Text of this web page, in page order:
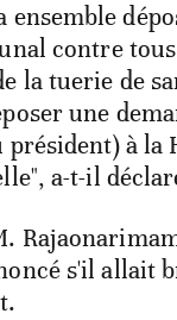
ensemble
contre
la tuerie de
une
à la
a-t-il
s'il allait